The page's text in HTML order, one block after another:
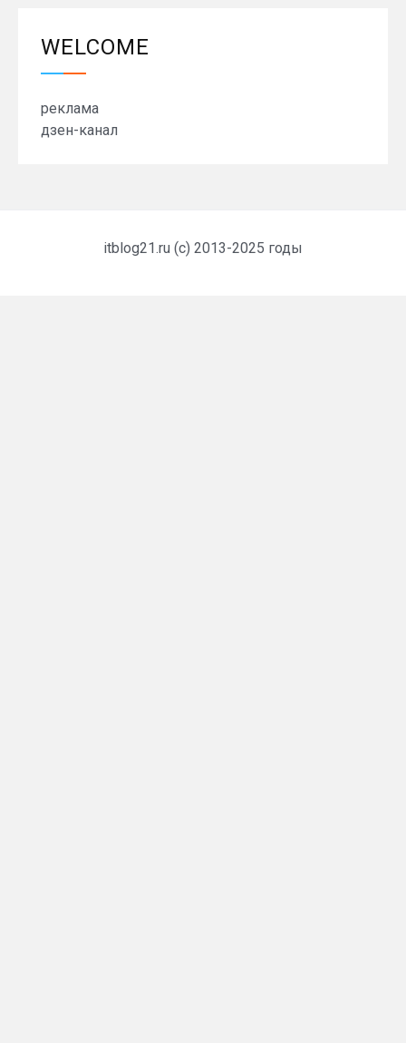
WELCOME
реклама
дзен-канал
itblog21.ru (c) 2013-2025 годы